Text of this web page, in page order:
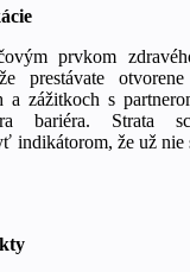
prvkom
prestávate
a zážitkoch s
bariéra. Strata
indikátorom, že už nie